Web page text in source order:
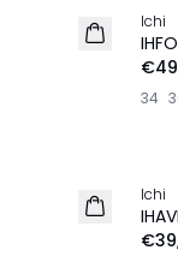
NEU
Ichi
34
NEU
Ichi